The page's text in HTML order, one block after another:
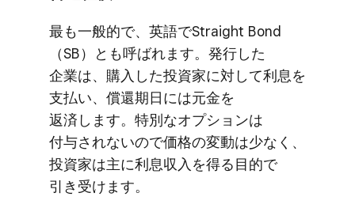
最も​一般的で、​英語で​Straight Bond​
（SB）とも​呼ばれます。​発行した​
企業は、​購入した​投資家に​対して​利息を​
支払い、​償還期日には​元金を​
返済します。​特別な​オプションは​
付与されないので​価格の​変動は​少なく、​
投資家は​主に​利息収入を​得る​目的で​
引き受けます。